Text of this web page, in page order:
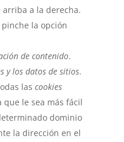
a la derecha.
la opción
de contenido.
y los datos de sitios.
las cookies
le sea más fácil
dominio
la dirección en el